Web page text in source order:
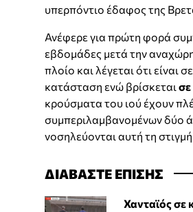
υπερπόντιο έδαφος της
Ανέφερε για πρώτη φορά
εβδομάδες μετά την
πλοίο και λέγεται ότι είναι
κατάσταση ενώ βρίσκεται
κρούσματα του ιού έχουν
συμπεριλαμβανομένων δύο
νοσηλεύονται αυτή τη
ΔΙΑΒΑΣΤΕ ΕΠΙΣΗΣ
Χανταϊός σε